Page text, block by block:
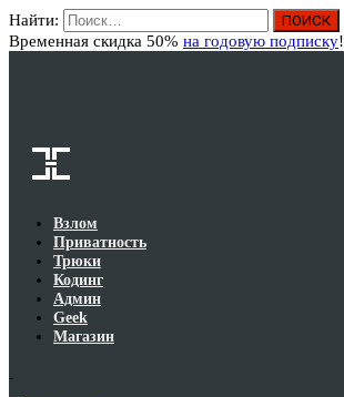
Найти:
Временная скидка 50% на годовую подписку!
Взлом
Приватность
Трюки
Кодинг
Админ
Geek
Магазин